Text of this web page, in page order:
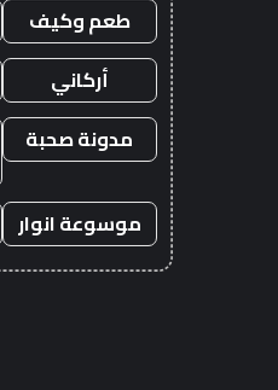
طعم وكيف
أركاني
مدونة صحبة
موسوعة انوار